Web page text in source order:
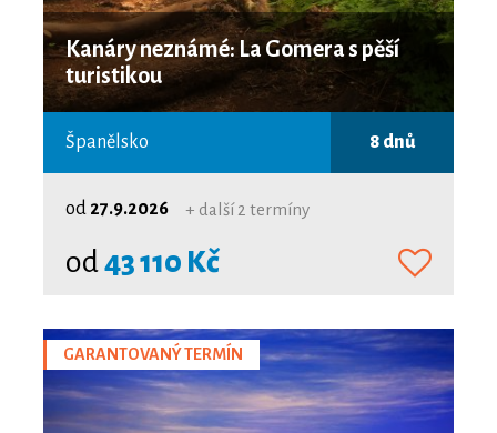
Kanáry neznámé: La Gomera s pěší
turistikou
Španělsko 8 dnů
od 27.9.2026 + další 2 termíny
od43 110 Kč
GARANTOVANÝ TERMÍN